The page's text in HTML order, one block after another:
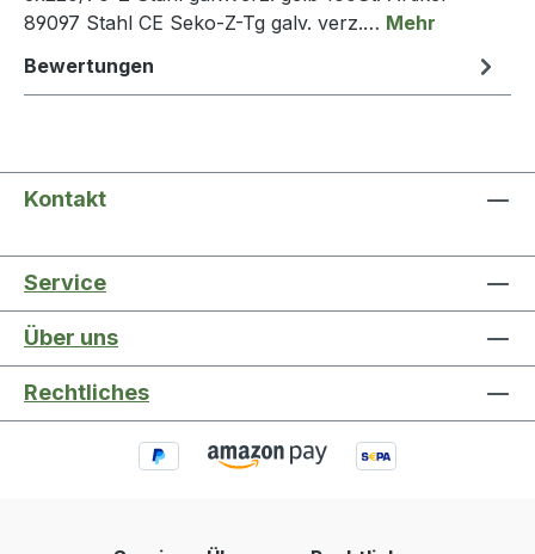
89097 Stahl CE Seko-Z-Tg galv. verz.… Mehr
Bewertungen
Kontakt
Service
Über uns
Rechtliches